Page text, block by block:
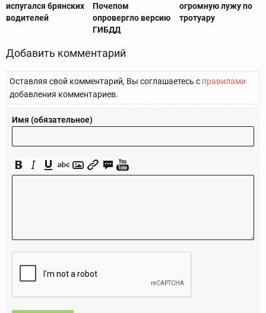
испугался брянских
водителей
Почепом
опровергло версию
ГИБДД
огромную лужу по
тротуару
Добавить комментарий
Оставляя свой комментарий, Вы соглашаетесь с правилами
добавления комментариев.
Имя (обязательное)